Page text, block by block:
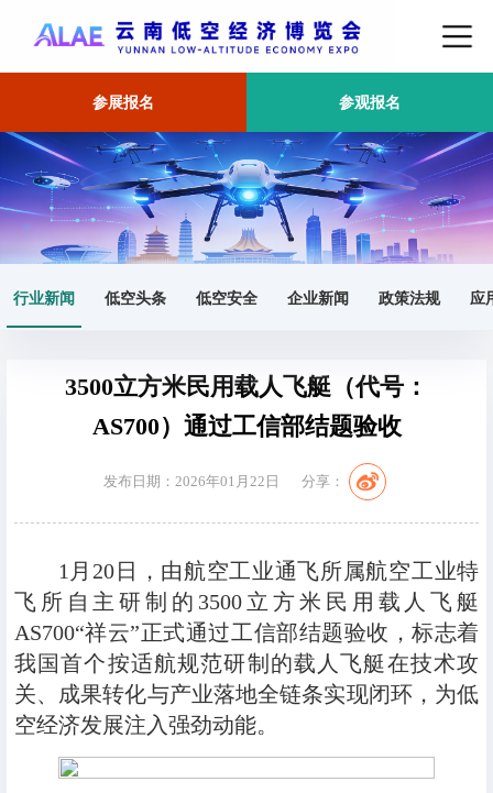
参展报名 参观报名
行业新闻 低空头条 低空安全 企业新闻 政策法规 应
首页 行业新闻 正文
3500立方米民用载人飞艇（代号：
AS700）通过工信部结题验收
发布日期：2026年01月22日 分享：
1月20日，由航空工业通飞所属航空工业特
飞所自主研制的3500立方米民用载人飞艇
AS700“祥云”正式通过工信部结题验收，标志着
我国首个按适航规范研制的载人飞艇在技术攻
关、成果转化与产业落地全链条实现闭环，为低
空经济发展注入强劲动能。